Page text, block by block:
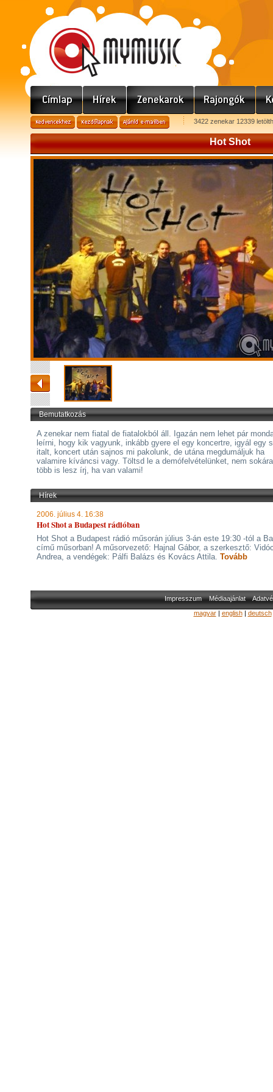
3422 zenekar 12339
Hot Shot
Bemutatkozás
A zenekar nem fiatal de fiatalokból áll. Igazán nem lehet pár
leírni, hogy kik vagyunk, inkább gyere el egy koncertre, igyál egy
italt, koncert után sajnos mi pakolunk, de utána megdumáljuk ha
valamire kíváncsi vagy. Töltsd le a demófelvételünket, nem
több is lesz írj, ha van valami!
Hírek
2006. július 4. 16:38
Hot Shot a Budapest rádióban
Hot Shot a Budapest rádió műsorán július 3-án este 19:30 -tól a
című műsorban! A műsorvezető: Hajnal Gábor, a szerkesztő:
Andrea, a vendégek: Pálfi Balázs és Kovács Attila. Tovább
Impresszum Médiaajánlat
magyar| english| deutsch